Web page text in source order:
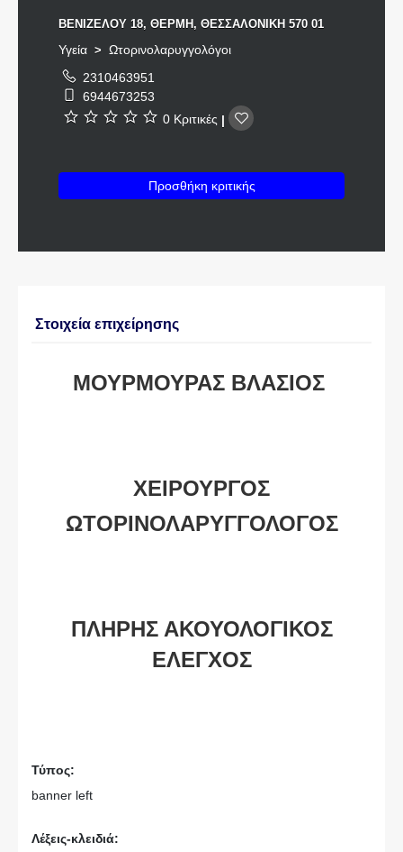
ΒΕΝΙΖΕΛΟΥ 18, ΘΕΡΜΗ, ΘΕΣΣΑΛΟΝΙΚΗ 570 01
Υγεία > Ωτορινολαρυγγολόγοι
2310463951
6944673253
0 Κριτικές |
Προσθήκη κριτικής
Στοιχεία επιχείρησης
ΜΟΥΡΜΟΥΡΑΣ ΒΛΑΣΙΟΣ
ΧΕΙΡΟΥΡΓΟΣ
ΩΤΟΡΙΝΟΛΑΡΥΓΓΟΛΟΓΟΣ
ΠΛΗΡΗΣ ΑΚΟΥΟΛΟΓΙΚΟΣ
ΕΛΕΓΧΟΣ
Τύπος:
banner left
Λέξεις-κλειδιά: